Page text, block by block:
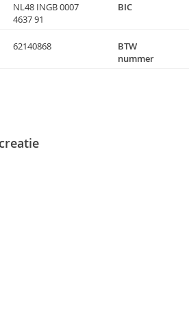
NL48 INGB 0007
4637 91
BIC
62140868
BTW
nummer